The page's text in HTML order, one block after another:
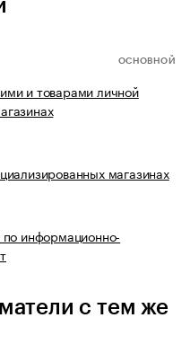
ОСНОВНОЙ
и товарами личной
магазинах
по информационно-
с тем же